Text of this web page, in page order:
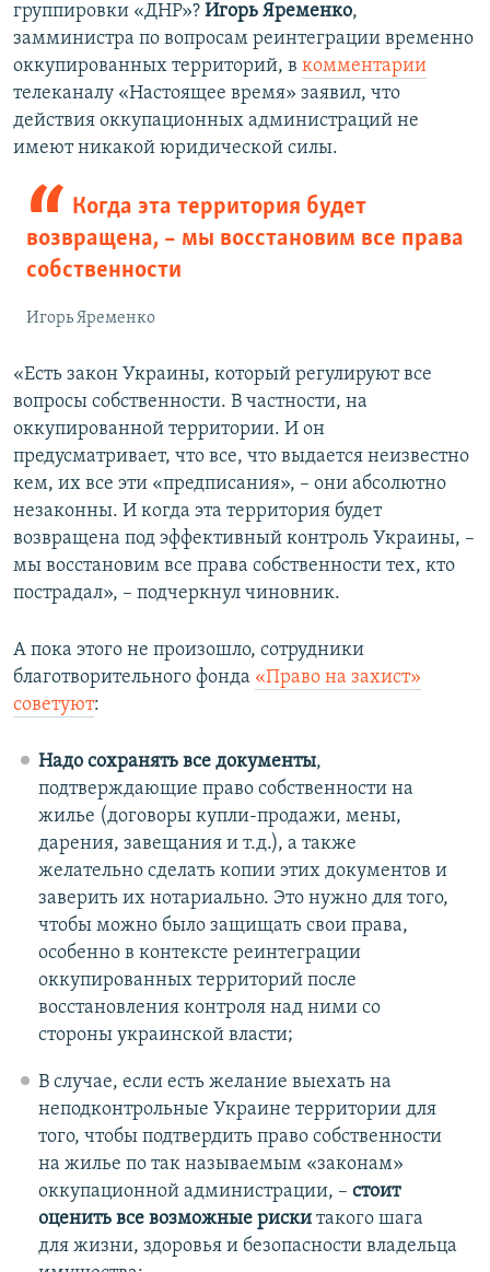
группировки «ДНР»? Игорь Яременко,
замминистра по вопросам реинтеграции временно
оккупированных территорий, в комментарии
телеканалу «Настоящее время» заявил, что
действия оккупационных администраций не
имеют никакой юридической силы.
Когда эта территория будет
возвращена, – мы восстановим все права
собственности
Игорь Яременко
«Есть закон Украины, который регулируют все
вопросы собственности. В частности, на
оккупированной территории. И он
предусматривает, что все, что выдается неизвестно
кем, их все эти «предписания», – они абсолютно
незаконны. И когда эта территория будет
возвращена под эффективный контроль Украины, –
мы восстановим все права собственности тех, кто
пострадал», – подчеркнул чиновник.
А пока этого не произошло, сотрудники
благотворительного фонда «Право на захист»
советуют:
Надо сохранять все документы,
подтверждающие право собственности на
жилье (договоры купли-продажи, мены,
дарения, завещания и т.д.), а также
желательно сделать копии этих документов и
заверить их нотариально. Это нужно для того,
чтобы можно было защищать свои права,
особенно в контексте реинтеграции
оккупированных территорий после
восстановления контроля над ними со
стороны украинской власти;
В случае, если есть желание выехать на
неподконтрольные Украине территории для
того, чтобы подтвердить право собственности
на жилье по так называемым «законам»
оккупационной администрации, – стоит
оценить все возможные рискитакого шага
для жизни, здоровья и безопасности владельца